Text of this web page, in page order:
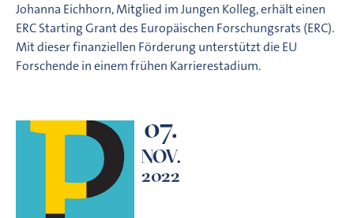
Johanna Eichhorn, Mitglied im Jungen Kolleg, erhält einen
ERC Starting Grant des Europäischen Forschungsrats (ERC).
Mit dieser finanziellen Förderung unterstützt die EU
Forschende in einem frühen Karrierestadium.
07.
NOV.
2022